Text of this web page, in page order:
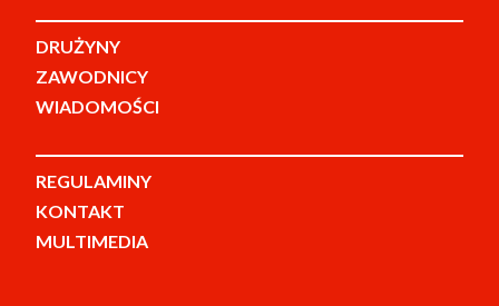
DRUŻYNY
ZAWODNICY
WIADOMOŚCI
REGULAMINY
KONTAKT
MULTIMEDIA